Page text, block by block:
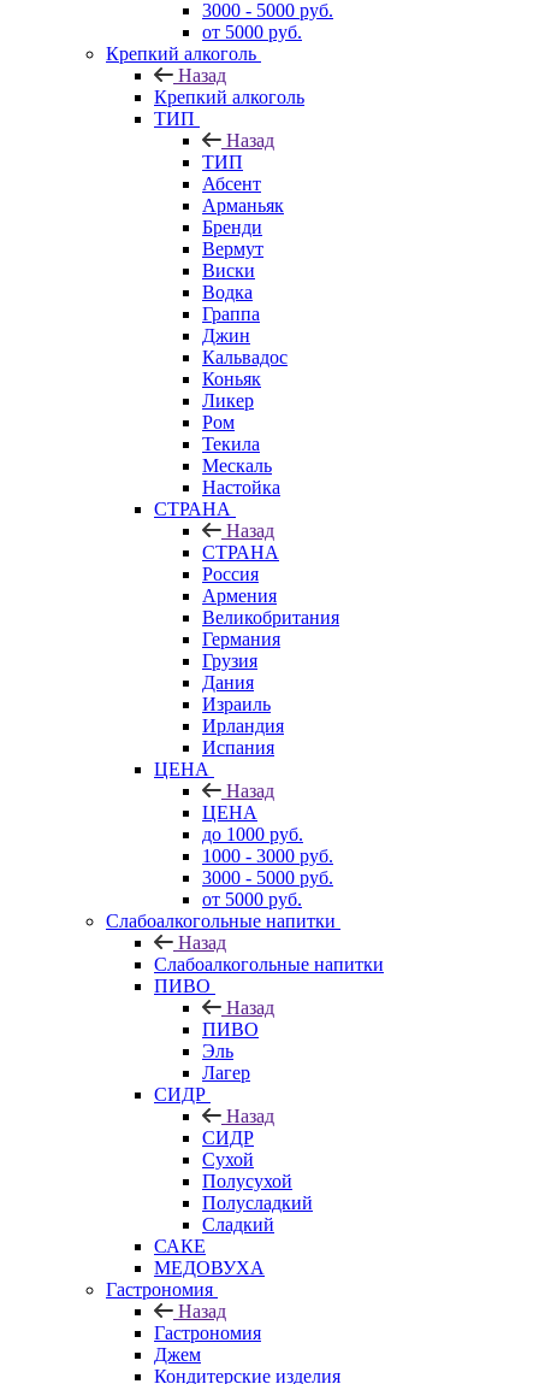
3000 - 5000 руб.
от 5000 руб.
Крепкий алкоголь
Назад
Крепкий алкоголь
ТИП
Назад
ТИП
Абсент
Арманьяк
Бренди
Вермут
Виски
Водка
Граппа
Джин
Кальвадос
Коньяк
Ликер
Ром
Текила
Мескаль
Настойка
СТРАНА
Назад
СТРАНА
Россия
Армения
Великобритания
Германия
Грузия
Дания
Израиль
Ирландия
Испания
ЦЕНА
Назад
ЦЕНА
до 1000 руб.
1000 - 3000 руб.
3000 - 5000 руб.
от 5000 руб.
Слабоалкогольные напитки
Назад
Слабоалкогольные напитки
ПИВО
Назад
ПИВО
Эль
Лагер
СИДР
Назад
СИДР
Сухой
Полусухой
Полусладкий
Сладкий
САКЕ
МЕДОВУХА
Гастрономия
Назад
Гастрономия
Джем
Кондитерские изделия